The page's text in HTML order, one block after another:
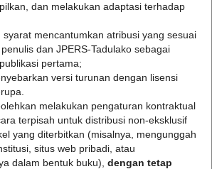
dan melakukan adaptasi terhadap
syarat mencantumkan atribusi yang sesuai
dan JPERS-Tadulako sebagai
pertama;
versi turunan dengan lisensi
melakukan pengaturan kontraktual
terpisah untuk distribusi non-eksklusif
yang diterbitkan (misalnya, mengunggah
situs web pribadi, atau
dalam bentuk buku), dengan tetap